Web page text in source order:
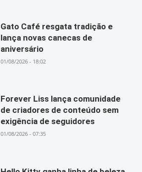
Gato Café resgata tradição e
lança novas canecas de
aniversário
01/08/2026 - 18:02
Forever Liss lança comunidade
de criadores de conteúdo sem
exigência de seguidores
01/08/2026 - 07:35